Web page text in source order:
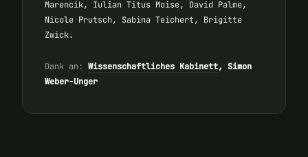
Marencik, Iulian Titus Moise, David Palme,
Nicole Prutsch, Sabina Teichert, Brigitte
Zwick.
Dank an: Wissenschaftliches Kabinett, Simon
Weber-Unger